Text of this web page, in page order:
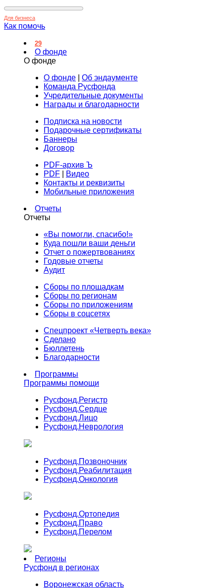
Для бизнеса
Как помочь
29
О фонде
О фонде
О фонде
Об эндаументе
Команда Русфонда
Учредительные документы
Награды и благодарности
Подписка на новости
Подарочные сертификаты
Баннеры
Договор
PDF-архив Ъ
PDF
Видео
Контакты и реквизиты
Мобильные приложения
Отчеты
Отчеты
«Вы помогли, спасибо!»
Куда пошли ваши деньги
Отчет о пожертвованиях
Годовые отчеты
Аудит
Сборы по площадкам
Сборы по регионам
Сборы по приложениям
Сборы в соцсетях
Спецпроект «Четверть века»
Сделано
Бюллетень
Благодарности
Программы
Программы помощи
Русфонд.Регистр
Русфонд.Сердце
Русфонд.Лицо
Русфонд.Неврология
Русфонд.Позвоночник
Русфонд.Реабилитация
Русфонд.Онкология
Русфонд.Ортопедия
Русфонд.Право
Русфонд.Перелом
Регионы
Русфонд в регионах
Воронежская область